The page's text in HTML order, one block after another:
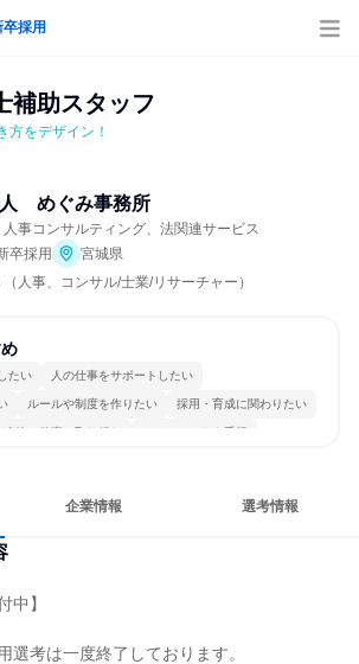
卒採用
補助スタッフ
方をデザイン！
　めぐみ事務所
事コンサルティング、法関連サービス
卒採用
宮城県
人事、コンサル/士業/リサーチャー）
たい 人の仕事をサポートしたい
ルールや制度を作りたい 採用・育成に関わりたい
冷静に仕事に取り組む チームワークを重視
企業情報 選考情報
中】
選考は一度終了しております。